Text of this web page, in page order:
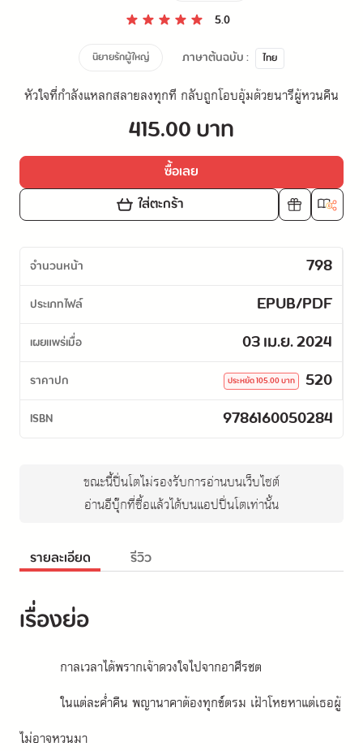
5.0
นิยายรักผู้ใหญ่ ภาษาต้นฉบับ : ไทย
หัวใจที่กำลังแหลกสลายลงทุกที กลับถูกโอบอุ้มด้วยนารีผู้หวนคืน
415.00 บาท
ซื้อเลย
ใส่ตะกร้า
จำนวนหน้า 798
ประเภทไฟล์ EPUB/PDF
เผยแพร่เมื่อ 03 เม.ย. 2024
ราคาปก 520
ประหยัด105.00บาท
ISBN 9786160050284
ขณะนี้ปิ่นโตไม่รองรับการอ่านบนเว็บไซต์
อ่านอีบุ๊กที่ซื้อแล้วได้บนแอปปิ่นโตเท่านั้น
รายละเอียด รีวิว
เรื่องย่อ
กาลเวลาได้พรากเจ้าดวงใจไปจากอาศีรชต
ในแต่ละค่ำคืน พญานาคาต้องทุกข์ตรม เฝ้าโหยหาแต่เธอผู้
ไม่อาจหวนมา